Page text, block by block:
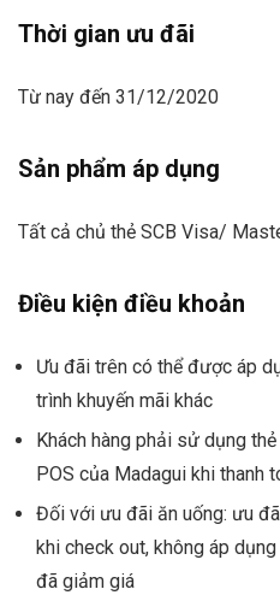
Thời gian ưu đãi
Từ nay đến 31/12/2020
Sản phẩm áp dụng
Tất cả chủ thẻ SCB Visa/
Điều kiện điều khoản
Ưu đãi trên có thể được áp
trình khuyến mãi khác
Khách hàng phải sử dụng
POS của Madagui khi thanh
Đối với ưu đãi ăn uống: ưu
khi check out, không áp
đã giảm giá